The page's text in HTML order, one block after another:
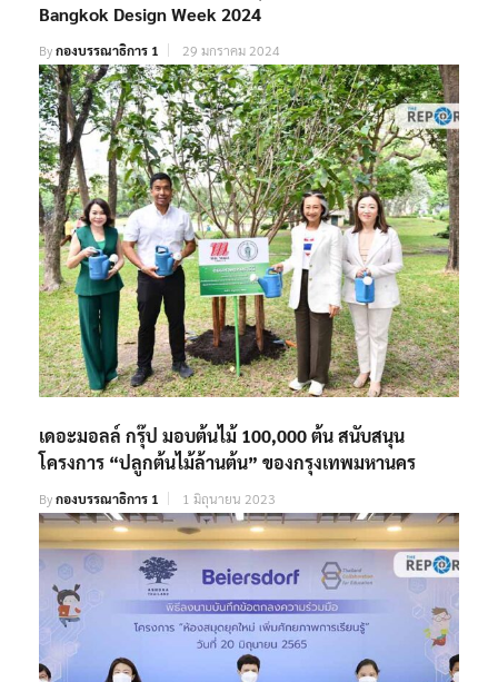
Bangkok Design Week 2024
Byกองบรรณาธิการ 1 29 มกราคม 2024
เดอะมอลล์ กรุ๊ป มอบต้นไม้ 100,000 ต้น สนับสนุน
โครงการ “ปลูกต้นไม้ล้านต้น” ของกรุงเทพมหานคร
Byกองบรรณาธิการ 1 1 มิถุนายน 2023